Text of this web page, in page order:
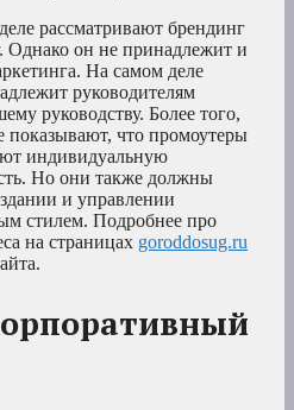
рассматривают брендинг
Однако он не принадлежит и
На самом деле
руководителям
руководству. Более того,
показывают, что промоутеры
индивидуальную
Но они также должны
и управлении
стилем. Подробнее про
на страницах goroddosug.ru